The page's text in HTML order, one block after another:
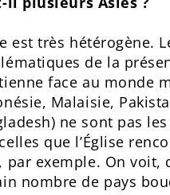
est très hétérogène.
de la
face au monde
Malaisie,
ne sont pas
que l’Église
par exemple. On voit,
nombre de pays